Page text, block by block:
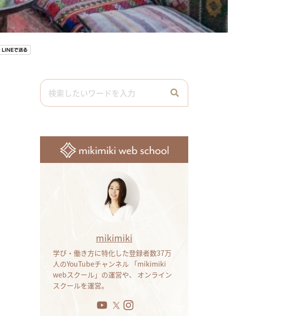
mikimiki
学び・働き方に特化した登録者数37万
人のYouTubeチャンネル 「mikimiki
webスクール」の運営や、 オンライン
スクールを運営。